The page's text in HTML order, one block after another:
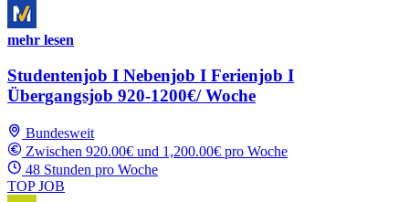
mehr lesen
Studentenjob I Nebenjob I Ferienjob I
Übergangsjob 920-1200€/ Woche
Bundesweit
Zwischen 920.00€ und 1,200.00€ pro Woche
48 Stunden pro Woche
TOP JOB